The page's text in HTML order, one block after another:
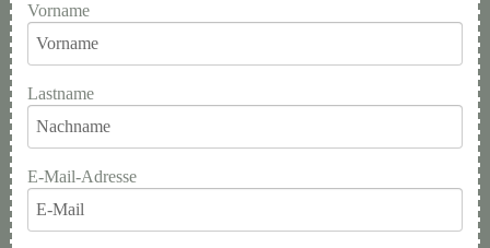
Vorname
Lastname
E-Mail-Adresse